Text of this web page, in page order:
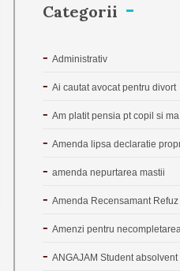
Categorii
Administrativ
Ai cautat avocat pentru divort
Am platit pensia pt copil si
Amenda lipsa declaratie
amenda nepurtarea mastii
Amenda Recensamant Refuz
Amenzi pentru
ANGAJAM Student